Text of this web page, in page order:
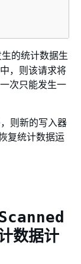
的统计数据生
，则该请求将
次只能发生一
则新的写入器
复统计数据运
数据计